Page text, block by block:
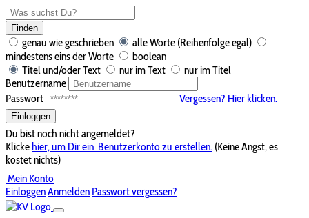
Finden
genau wie geschrieben
alle Worte (Reihenfolge egal)
mindestens eins der Worte
boolean
Titel und/oder Text
nur im Text
nur im Titel
Benutzername
Passwort
Vergessen? Hier klicken.
Einloggen
Du bist noch nicht angemeldet?
Klickehier, um Dir ein Benutzerkonto zu erstellen. (Keine Angst, es
kostet nichts)
Mein Konto
EinloggenAnmelden Passwort vergessen?